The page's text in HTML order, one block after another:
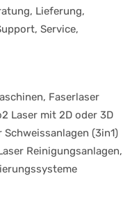
Lieferung,
Service,
Faserlaser
Laser mit 2D oder 3D
(3in1)
Reinigungsanlagen,